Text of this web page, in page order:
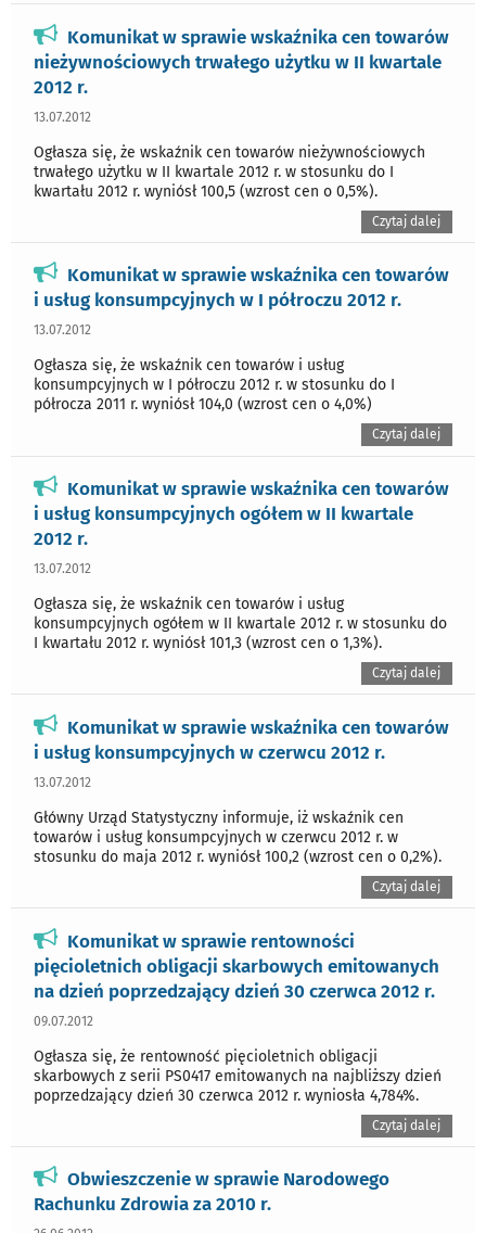
Komunikat w sprawie wskaźnika cen towarów
nieżywnościowych trwałego użytku w II kwartale
2012 r.
13.07.2012
Ogłasza się, że wskaźnik cen towarów nieżywnościowych
trwałego użytku w II kwartale 2012 r. w stosunku do I
kwartału 2012 r. wyniósł 100,5 (wzrost cen o 0,5%).
Czytaj dalej
Komunikat w sprawie wskaźnika cen towarów
i usług konsumpcyjnych w I półroczu 2012 r.
13.07.2012
Ogłasza się, że wskaźnik cen towarów i usług
konsumpcyjnych w I półroczu 2012 r. w stosunku do I
półrocza 2011 r. wyniósł 104,0 (wzrost cen o 4,0%)
Czytaj dalej
Komunikat w sprawie wskaźnika cen towarów
i usług konsumpcyjnych ogółem w II kwartale
2012 r.
13.07.2012
Ogłasza się, że wskaźnik cen towarów i usług
konsumpcyjnych ogółem w II kwartale 2012 r. w stosunku do
I kwartału 2012 r. wyniósł 101,3 (wzrost cen o 1,3%).
Czytaj dalej
Komunikat w sprawie wskaźnika cen towarów
i usług konsumpcyjnych w czerwcu 2012 r.
13.07.2012
Główny Urząd Statystyczny informuje, iż wskaźnik cen
towarów i usług konsumpcyjnych w czerwcu 2012 r. w
stosunku do maja 2012 r. wyniósł 100,2 (wzrost cen o 0,2%).
Czytaj dalej
Komunikat w sprawie rentowności
pięcioletnich obligacji skarbowych emitowanych
na dzień poprzedzający dzień 30 czerwca 2012 r.
09.07.2012
Ogłasza się, że rentowność pięcioletnich obligacji
skarbowych z serii PS0417 emitowanych na najbliższy dzień
poprzedzający dzień 30 czerwca 2012 r. wyniosła 4,784%.
Czytaj dalej
Obwieszczenie w sprawie Narodowego
Rachunku Zdrowia za 2010 r.